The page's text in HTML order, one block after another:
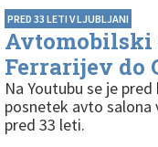
PRED 33 LETI V LJUBLJANI
Avtomobilski
Ferrarijev do
Na Youtubu se je
posnetek avto salona
pred 33 leti.